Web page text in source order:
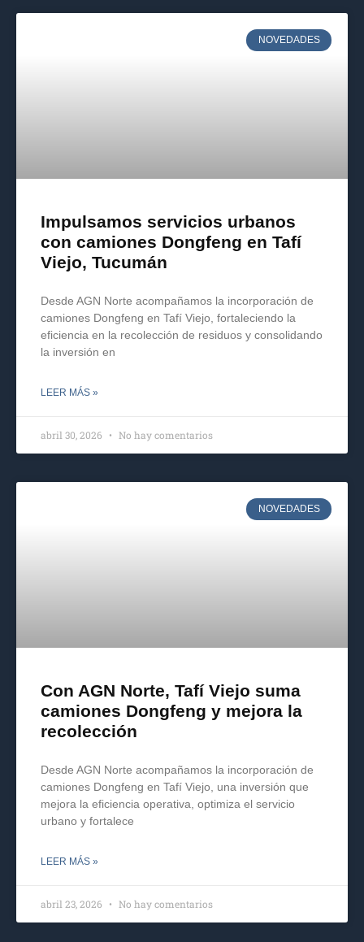
NOVEDADES
Impulsamos servicios urbanos
con camiones Dongfeng en Tafí
Viejo, Tucumán
Desde AGN Norte acompañamos la incorporación de
camiones Dongfeng en Tafí Viejo, fortaleciendo la
eficiencia en la recolección de residuos y consolidando
la inversión en
LEER MÁS »
abril 30, 2026 No hay comentarios
NOVEDADES
Con AGN Norte, Tafí Viejo suma
camiones Dongfeng y mejora la
recolección
Desde AGN Norte acompañamos la incorporación de
camiones Dongfeng en Tafí Viejo, una inversión que
mejora la eficiencia operativa, optimiza el servicio
urbano y fortalece
LEER MÁS »
abril 23, 2026 No hay comentarios